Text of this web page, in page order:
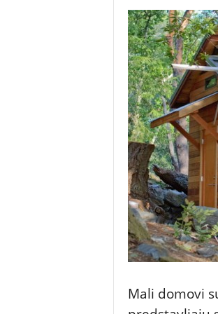
Mali domovi